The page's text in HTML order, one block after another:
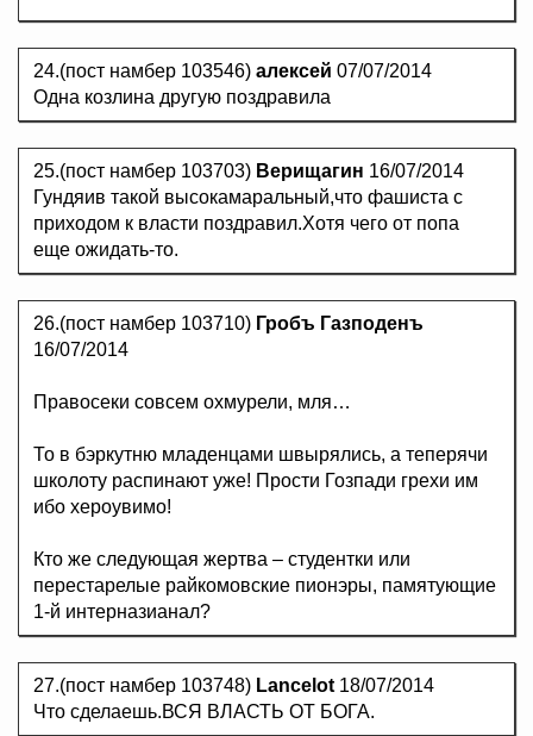
24.(пост намбер 103546) алексей 07/07/2014
Одна козлина другую поздравила
25.(пост намбер 103703) Верищагин 16/07/2014
Гундяив такой высокамаральный,что фашиста с
приходом к власти поздравил.Хотя чего от попа
еще ожидать-то.
26.(пост намбер 103710) Гробъ Газподенъ
16/07/2014
Правосеки совсем охмурели, мля…
То в бэркутню младенцами швырялись, а теперячи
школоту распинают уже! Прости Гозпади грехи им
ибо хероувимо!
Кто же следующая жертва – студентки или
перестарелые райкомовские пионэры, памятующие
1-й интерназианал?
27.(пост намбер 103748) Lancelot 18/07/2014
Что сделаешь.ВСЯ ВЛАСТЬ ОТ БОГА.